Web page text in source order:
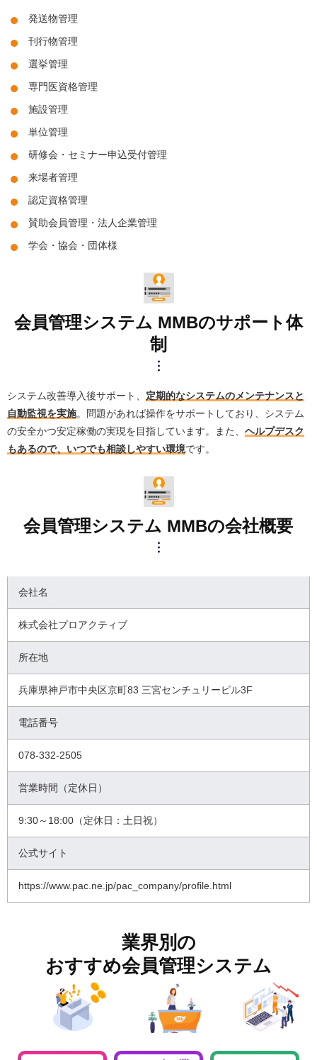
発送物管理
刊行物管理
選挙管理
専門医資格管理
施設管理
単位管理
研修会・セミナー申込受付管理
来場者管理
認定資格管理
賛助会員管理・法人企業管理
学会・協会・団体様
会員管理システム MMBのサポート体
制
システム改善導入後サポート、 定期的なシステムのメンテナンスと
自動監視を実施。問題があれば操作をサポートしており、システム
の安全かつ安定稼働の実現を目指しています。また、 ヘルプデスク
もあるので、いつでも相談しやすい環境です。
会員管理システム MMBの会社概要
会社名
株式会社プロアクティブ
所在地
兵庫県神戸市中央区京町83 三宮センチュリービル3F
電話番号
078-332-2505
営業時間（定休日）
9:30～18:00（定休日：土日祝）
公式サイト
https://www.pac.ne.jp/pac_company/profile.html
業界別の
おすすめ会員管理システム